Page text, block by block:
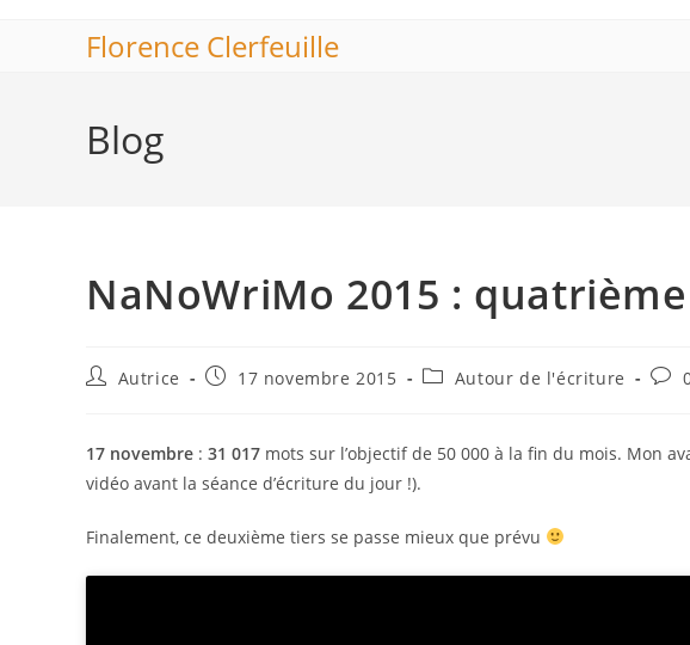
Florence Clerfeuille
Blog
NaNoWriMo 2015 :
Auteur/autrice
publication :
Autrice
Publication
17 novembre 2015
PostAutour de l'écriture
17 novembre : 31 017 mots sur l’objectif de 50 000 à la fin du mois. Mon
vidéo avant la séance d’écriture du jour !).
Finalement, ce deuxième tiers se passe mieux que prévu